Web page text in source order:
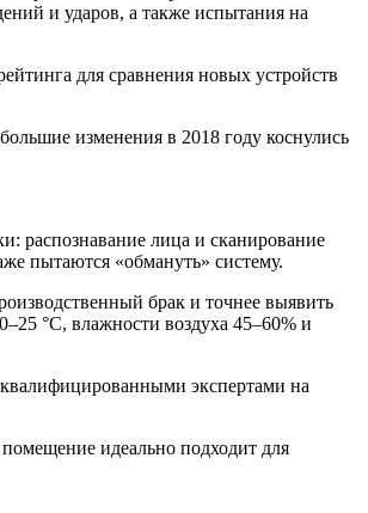
и ударов, а также испытания на
для сравнения новых устройств
изменения в 2018 году коснулись
распознавание лица и сканирование
пытаются «обмануть» систему.
брак и точнее выявить
°C, влажности воздуха 45–60% и
экспертами на
помещение идеально подходит для